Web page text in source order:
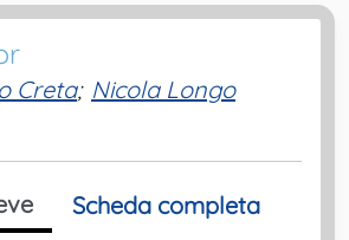
Creta; Nicola Longo
Scheda completa